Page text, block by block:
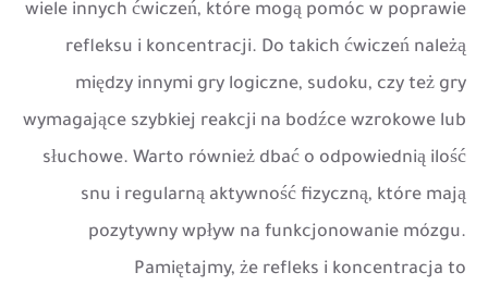
wiele innych ćwiczeń, które mogą pomóc w poprawie
refleksu i koncentracji. Do takich ćwiczeń należą
między innymi gry logiczne, sudoku, czy też gry
wymagające szybkiej reakcji na bodźce wzrokowe lub
słuchowe. Warto również dbać o odpowiednią ilość
snu i regularną aktywność fizyczną, które mają
pozytywny wpływ na funkcjonowanie mózgu.
Pamiętajmy, że refleks i koncentracja to